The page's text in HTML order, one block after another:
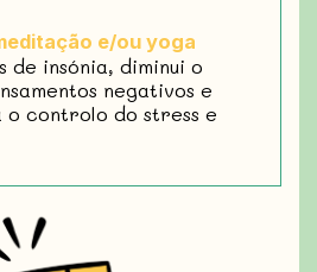
e/ou yoga
de insónia, diminui o
negativos e
controlo do stress e